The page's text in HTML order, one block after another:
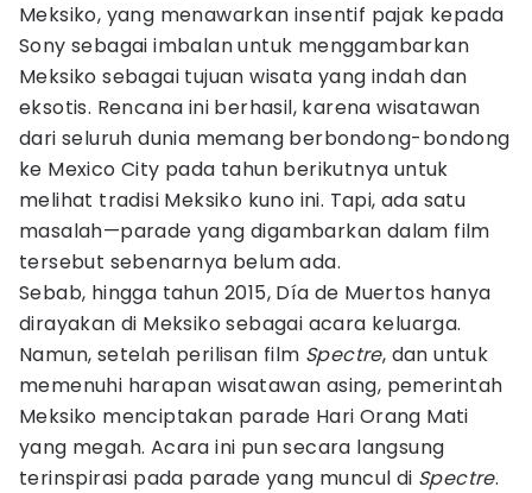
Meksiko, yang menawarkan insentif pajak kepada
Sony sebagai imbalan untuk menggambarkan
Meksiko sebagai tujuan wisata yang indah dan
eksotis. Rencana ini berhasil, karena wisatawan
dari seluruh dunia memang berbondong-bondong
ke Mexico City pada tahun berikutnya untuk
melihat tradisi Meksiko kuno ini. Tapi, ada satu
masalah—parade yang digambarkan dalam film
tersebut sebenarnya belum ada.
Sebab, hingga tahun 2015, Día de Muertos hanya
dirayakan di Meksiko sebagai acara keluarga.
Namun, setelah perilisan film Spectre, dan untuk
memenuhi harapan wisatawan asing, pemerintah
Meksiko menciptakan parade Hari Orang Mati
yang megah. Acara ini pun secara langsung
terinspirasi pada parade yang muncul di Spectre.